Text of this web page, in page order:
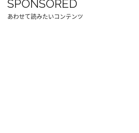
SPONSORED
あわせて読みたいコンテンツ